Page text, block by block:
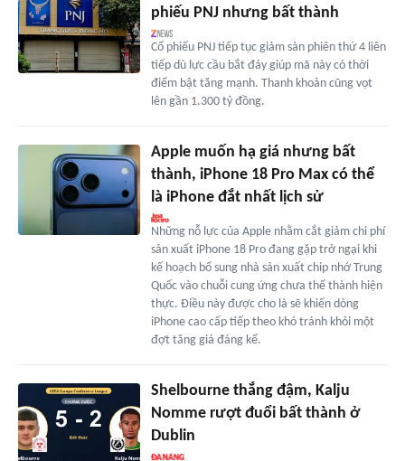
phiếu PNJ nhưng bất thành
Cổ phiếu PNJ tiếp tục giảm sàn phiên thứ 4 liên
tiếp dù lực cầu bắt đáy giúp mã này có thời
điểm bật tăng mạnh. Thanh khoản cũng vọt
lên gần 1.300 tỷ đồng.
Apple muốn hạ giá nhưng bất
thành, iPhone 18 Pro Max có thể
là iPhone đắt nhất lịch sử
Những nỗ lực của Apple nhằm cắt giảm chi phí
sản xuất iPhone 18 Pro đang gặp trở ngại khi
kế hoạch bổ sung nhà sản xuất chip nhớ Trung
Quốc vào chuỗi cung ứng chưa thể thành hiện
thực. Điều này được cho là sẽ khiến dòng
iPhone cao cấp tiếp theo khó tránh khỏi một
đợt tăng giá đáng kể.
Shelbourne thắng đậm, Kalju
Nomme rượt đuổi bất thành ở
Dublin